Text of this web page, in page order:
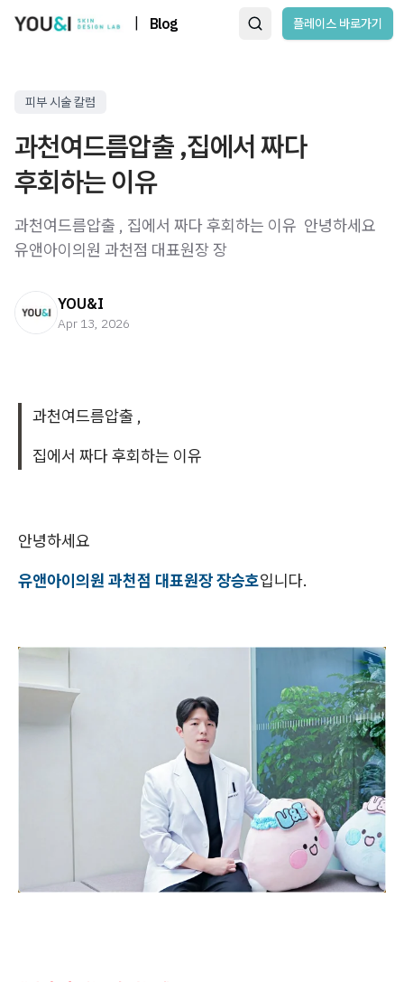
Blog 플레이스 바로가기
피부 시술 칼럼
과천여드름압출 ,집에서 짜다
후회하는 이유
과천여드름압출 , 집에서 짜다 후회하는 이유 ​ 안녕하세요
유앤아이의원 과천점 대표원장 장
YOU&I
Apr 13, 2026
과천여드름압출 ,
집에서 짜다 후회하는 이유
안녕하세요
유앤아이의원 과천점 대표원장 장승호입니다.